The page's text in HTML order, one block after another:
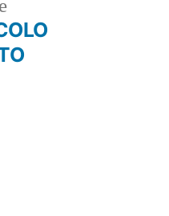
precedente: